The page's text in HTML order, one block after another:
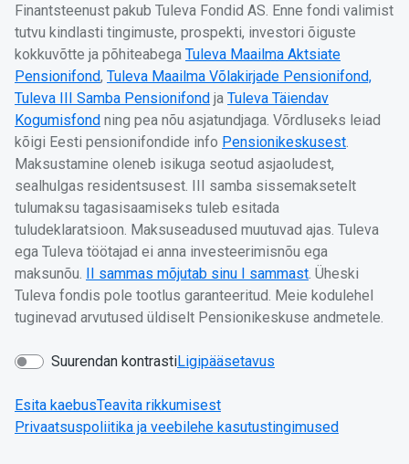
Finantsteenust pakub Tuleva Fondid AS. Enne fondi valimist
tutvu kindlasti tingimuste, prospekti, investori õiguste
kokkuvõtte ja põhiteabega Tuleva Maailma Aktsiate
Pensionifond, Tuleva Maailma Võlakirjade Pensionifond,
Tuleva III Samba Pensionifond ja Tuleva Täiendav
Kogumisfond ning pea nõu asjatundjaga. Võrdluseks leiad
kõigi Eesti pensionifondide info Pensionikeskusest.
Maksustamine oleneb isikuga seotud asjaoludest,
sealhulgas residentsusest. III samba sissemaksetelt
tulumaksu tagasisaamiseks tuleb esitada
tuludeklaratsioon. Maksuseadused muutuvad ajas. Tuleva
ega Tuleva töötajad ei anna investeerimisnõu ega
maksunõu. II sammas mõjutab sinu I sammast. Üheski
Tuleva fondis pole tootlus garanteeritud. Meie kodulehel
tuginevad arvutused üldiselt Pensionikeskuse andmetele.
Suurendan kontrastiLigipääsetavus
Esita kaebusTeavita rikkumisest
Privaatsuspoliitika ja veebilehe kasutustingimused